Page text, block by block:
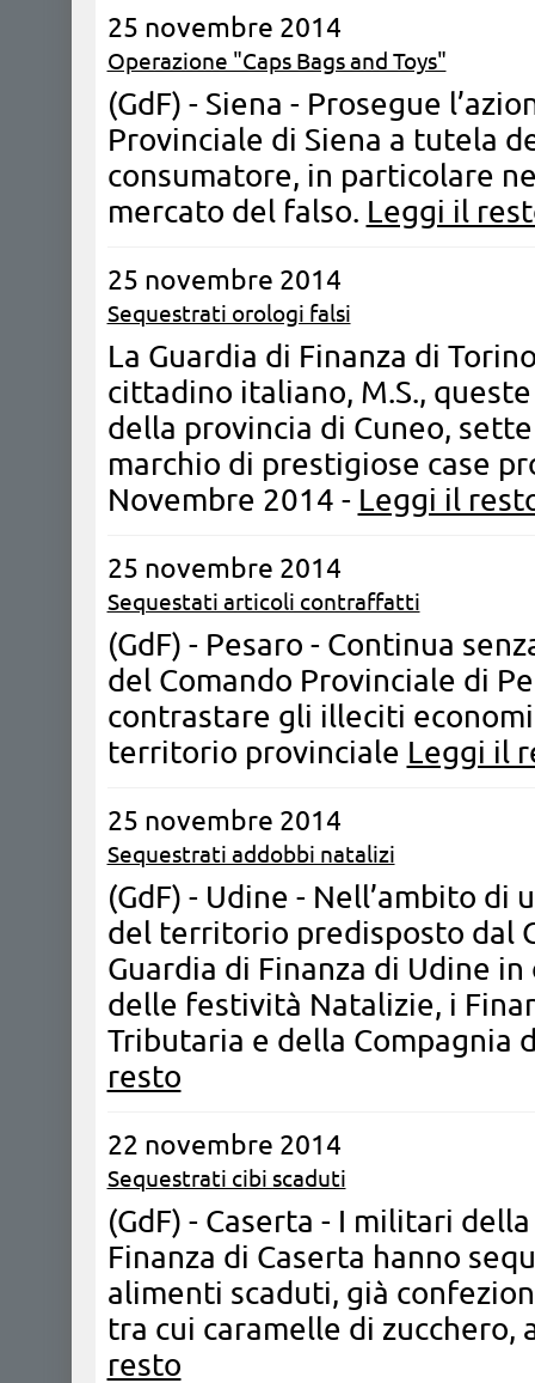
25 novembre 2014
Operazione "Caps Bags and Toys"
(GdF) - Siena - ​Prosegue
Provinciale di Siena a tutela
consumatore, in particolare
mercato del falso. Leggi il
25 novembre 2014
Sequestrati orologi falsi
La Guardia di Finanza di
cittadino italiano, M.S.,
della provincia di Cuneo,
marchio di prestigiose case
Novembre 2014 - Leggi il
25 novembre 2014
Sequestati articoli contraffatti
(GdF) - Pesaro - ​Continua
del Comando Provinciale di
contrastare gli illeciti
territorio provinciale Leggi il
25 novembre 2014
Sequestrati addobbi natalizi
(GdF) - Udine - Nell’ambito
del territorio predisposto dal
Guardia di Finanza di Udine
delle festività Natalizie, i
Tributaria e della Compagnia
resto
22 novembre 2014
Sequestrati cibi scaduti
(GdF) - Caserta - ​I militari
Finanza di Caserta hanno
alimenti scaduti, già
tra cui caramelle di zucchero,
resto